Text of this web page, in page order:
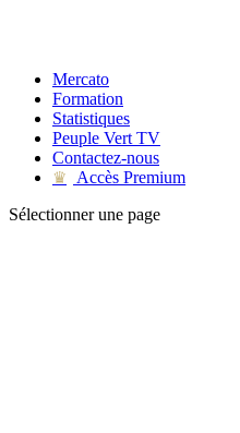
Mercato
Formation
Statistiques
Peuple Vert TV
Contactez-nous
♛
Accès Premium
Sélectionner une page